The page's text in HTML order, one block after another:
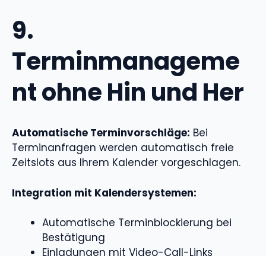
9.
Terminmanageme
nt ohne Hin und Her
Automatische Terminvorschläge: Bei
Terminanfragen werden automatisch freie
Zeitslots aus Ihrem Kalender vorgeschlagen.
Integration mit Kalendersystemen:
Automatische Terminblockierung bei
Bestätigung
Einladungen mit Video-Call-Links